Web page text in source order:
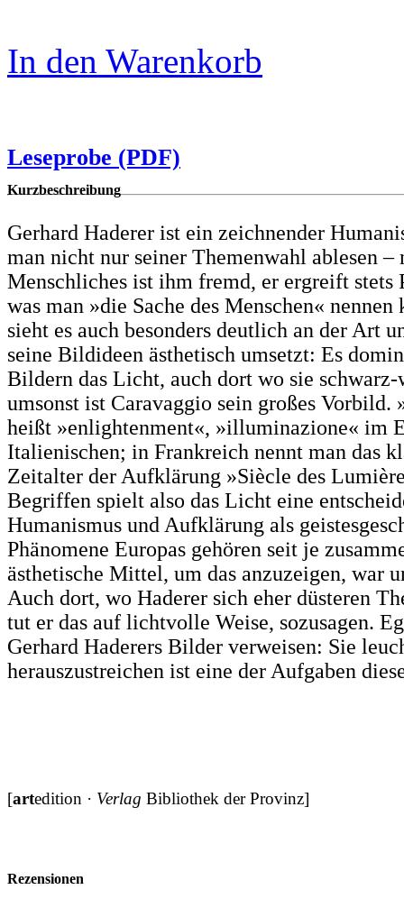
In den Warenkorb
Leseprobe (PDF)
Kurzbeschreibung
Gerhard Haderer ist ein zeichnender
man nicht nur seiner Themenwahl ablesen –
Menschliches ist ihm fremd, er ergreift stets
was man »die Sache des Menschen« nennen
sieht es auch besonders deutlich an der Art
seine Bildideen ästhetisch umsetzt: Es
Bildern das Licht, auch dort wo sie
umsonst ist Caravaggio sein großes Vorbild.
heißt »enlightenment«, »illuminazione« im
Italienischen; in Frankreich nennt man das
Zeitalter der Aufklärung »Siècle des
Begriffen spielt also das Licht eine
Humanismus und Aufklärung als
Phänomene Europas gehören seit je
ästhetische Mittel, um das anzuzeigen, war
Auch dort, wo Haderer sich eher düsteren
tut er das auf lichtvolle Weise, sozusagen.
Gerhard Haderers Bilder verweisen: Sie
herauszustreichen ist eine der Aufgaben
[artedition · Verlag Bibliothek der Provinz]
Rezensionen